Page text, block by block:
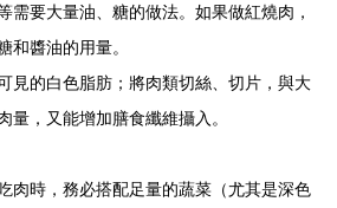
需要大量油、糖的做法。如果做紅燒肉，
和醬油的用量。
見的白色脂肪；將肉類切絲、切片，與大
量，又能增加膳食纖維攝入。
吃肉時，務必搭配足量的蔬菜（尤其是深色